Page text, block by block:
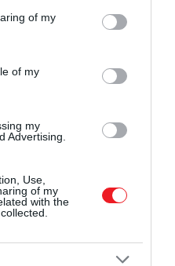
behaviour. You may click to
and its third-party tags to
purposes in below Google
of my
of my
my
Advertising.
Use,
of my
with the